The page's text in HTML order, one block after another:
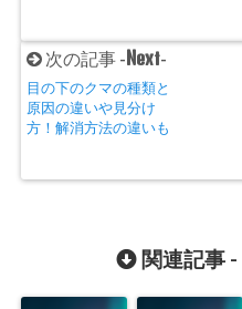
次の記事 - Next-
目の下のクマの種類と
原因の違いや見分け
方！解消方法の違いも
関連記事 -